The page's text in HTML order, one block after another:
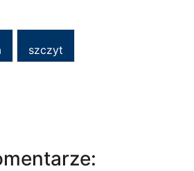
szczyt